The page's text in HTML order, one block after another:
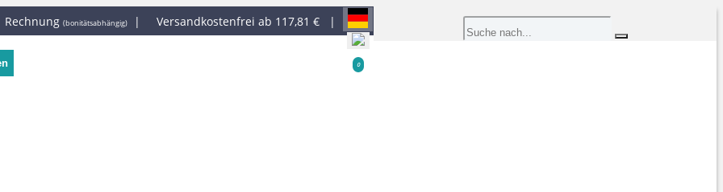
(bonitätsabhängig) | Versandkostenfrei ab 117,81 € |
0